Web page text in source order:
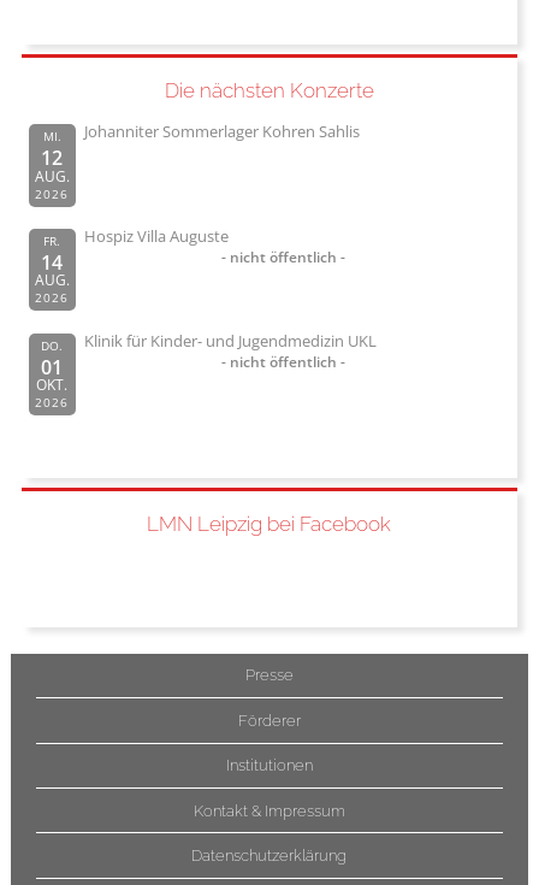
Die nächsten Konzerte
MI.
12
AUG.
2026
Johanniter Sommerlager Kohren Sahlis
FR.
14
AUG.
2026
Hospiz Villa Auguste
- nicht öffentlich -
DO.
01
OKT.
2026
Klinik für Kinder- und Jugendmedizin UKL
- nicht öffentlich -
LMN Leipzig bei Facebook
Presse
Förderer
Institutionen
Kontakt & Impressum
Datenschutzerklärung